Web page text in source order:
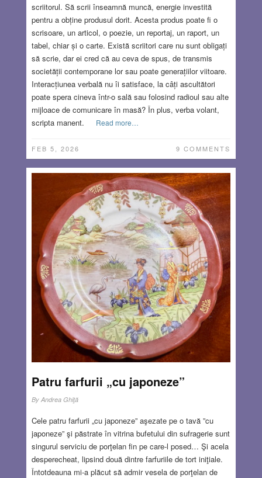
scriitorul. Să scrii înseamnă muncă, energie investită
pentru a obține produsul dorit. Acesta produs poate fi o
scrisoare, un articol, o poezie, un reportaj, un raport, un
tabel, chiar și o carte. Există scriitori care nu sunt obligați
să scrie, dar ei cred că au ceva de spus, de transmis
societății contemporane lor sau poate generațiilor viitoare.
Interacțiunea verbală nu îi satisface, la câți ascultători
poate spera cineva într-o sală sau folosind radioul sau alte
mijloace de comunicare în masă? În plus, verba volant,
scripta manent.
Read more…
FEB 5, 2026 9 COMMENTS
Patru farfurii „cu japoneze”
By Andrea Ghiţă
Cele patru farfurii „cu japoneze” aşezate pe o tavă ”cu
japoneze” şi păstrate în vitrina bufetului din sufragerie sunt
singurul serviciu de porţelan fin pe care-l posed… Şi acela
desperecheat, lipsind două dintre farfuriile de tort iniţiale.
Întotdeauna mi-a plăcut să admir vesela de porţelan de